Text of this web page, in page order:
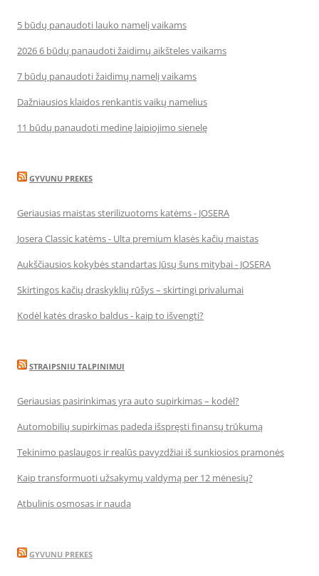
5 būdų panaudoti lauko namelį vaikams
2026 6 būdų panaudoti žaidimų aikšteles vaikams
7 būdų panaudoti žaidimų namelį vaikams
Dažniausios klaidos renkantis vaikų namelius
11 būdų panaudoti medinę laipiojimo sienelę
GYVUNU PREKES
Geriausias maistas sterilizuotoms katėms - JOSERA
Josera Classic katėms - Ulta premium klasės kačių maistas
Aukščiausios kokybės standartas Jūsų šuns mitybai - JOSERA
Skirtingos kačių draskyklių rūšys – skirtingi privalumai
Kodėl katės drasko baldus - kaip to išvengti?
STRAIPSNIU TALPINIMUI
Geriausias pasirinkimas yra auto supirkimas – kodėl?
Automobilių supirkimas padeda išspręsti finansų trūkumą
Tekinimo paslaugos ir realūs pavyzdžiai iš sunkiosios pramonės
Kaip transformuoti užsakymų valdymą per 12 mėnesių?
Atbulinis osmosas ir nauda
GYVUNU PREKES